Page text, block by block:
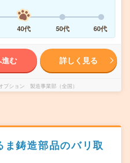
40代 50代 60代
む 詳しく見る
プション 製造事業部（全国）
ま鋳造部品のバリ取